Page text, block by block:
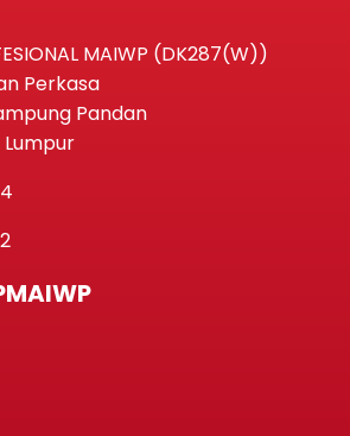
MAIWP (DK287(W))
Perkasa
Pandan
Lumpur